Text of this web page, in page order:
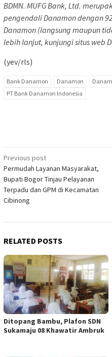
BDMN. MUFG Bank, Ltd.
pengendali Danamon dengan
Danamon (langsung maupun
lebih lanjut, kunjungi situs web
(yev/rls)
Bank Danamon Danamon
PT Bank Danamon Indonesia
Post
navigation
Previous post
Permudah Layanan Masyarakat,
Bupati Bogor Tinjau Pelayanan
Terpadu dan GPM di Kecamatan
Cibinong
RELATED POSTS
Ditopang Bambu, Plafon SDN
Sukamaju 08 Khawatir Ambruk